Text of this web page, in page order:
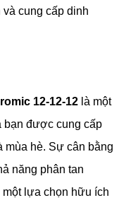
cung cấp dinh
12-12-12 là một
bạn được cung cấp
mùa hè. Sự cân bằng
năng phân tan
lựa chọn hữu ích